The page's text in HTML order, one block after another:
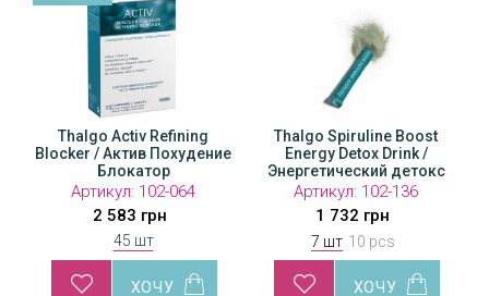
Thalgo Activ Refining
Blocker / Актив Похудение
Блокатор
Артикул: 102-064
2 583 грн
45 шт
Thalgo Spiruline Boost
Energy Detox Drink /
Энергетический детокс
напиток
Артикул:102-288
2 474 грн
Thalgo Spiruline Boost
Energy Detox Drink /
Энергетический детокс
напиток
Артикул: 102-136
1 732 грн
7 шт 10 pcs